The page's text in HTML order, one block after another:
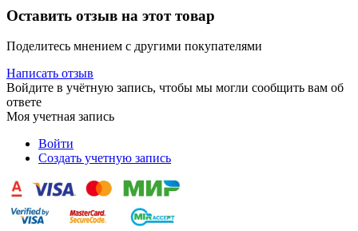
Оставить отзыв на этот товар
Поделитесь мнением с другими покупателями
Написать отзыв
Войдите в учётную запись, чтобы мы могли сообщить вам об
ответе
Моя учетная запись
Войти
Создать учетную запись